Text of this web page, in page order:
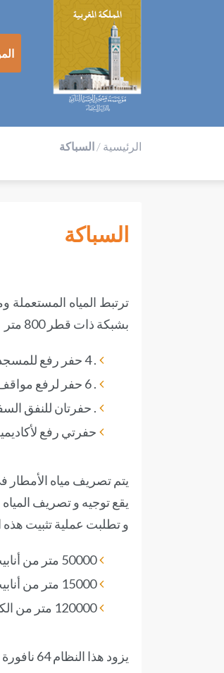
الرئيسية / السباكة
السباكة
ترتبط المياه
بشبكة ذات قطر 800 متر موجودة عن طريق
. 4 حفر رفع للمسجد ، المدارس ، الحمامات والمئذنة
. 6 حفر لرفع مواقف السيارات
. حفرتان للنفق
حفرتي رفع
يتم تصريف مياه الأمطار
يقع توجيه و تصريف
و تطلبت عملية تثبيت هذه
50000 متر من أنابيب الإمداد
15000 متر من أنابيب الإخلاء
120000 متر من الكابلات الكهربائية
يزود هذا النظام 64 نافورة من الرخام والزليج و 800 حنفيّة